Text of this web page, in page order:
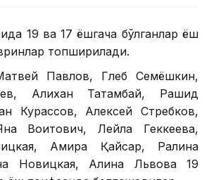
19 ва 17 ёшгача бўлганлар ёш
топширилади.
Павлов, Глеб Семёшкин,
Алихан Татамбай, Рашид
Курассов, Алексей Стребков,
Воитович, Лейла Геккеева,
Амира Қайсар, Ралина
Новицкая, Алина Львова 19